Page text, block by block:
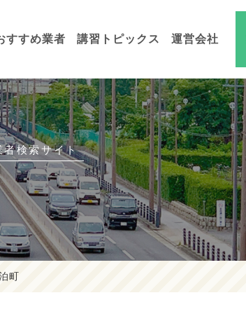
すすめ業者 講習トピックス 運営会社
者検索サイト
町